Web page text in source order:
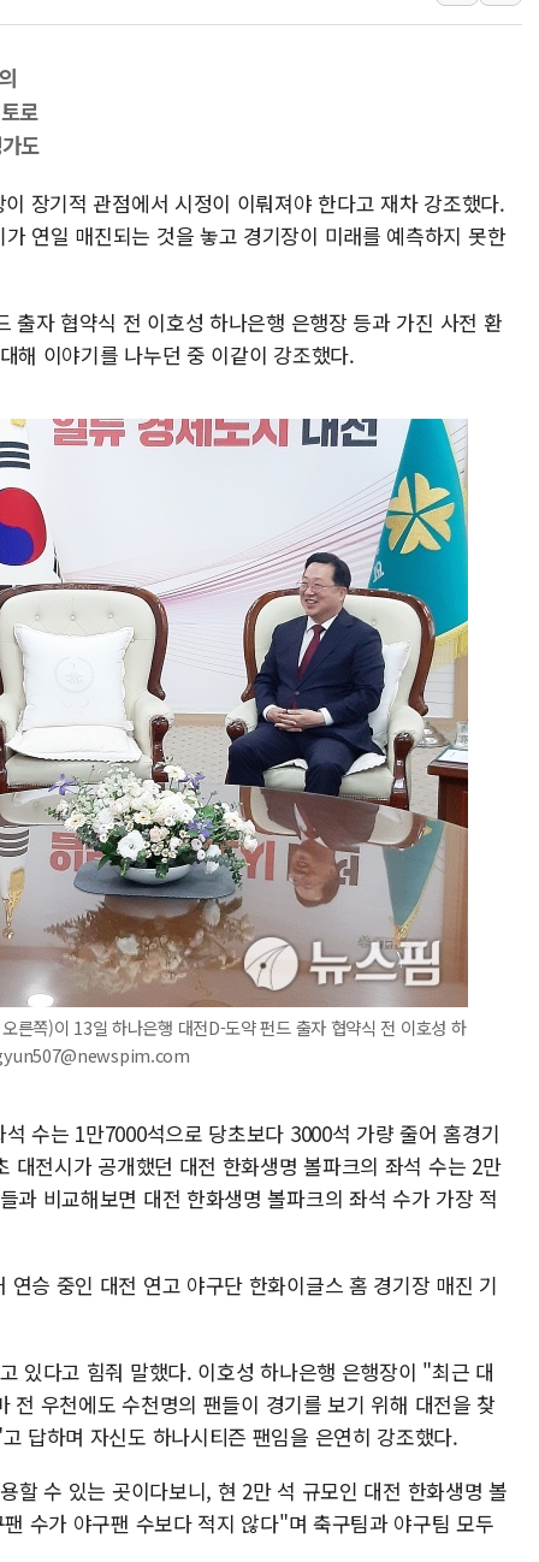
배준영 의원 "거주 사용 형태
합수본, '투표율 조작 의혹' 서
교원그룹 펫 프렌들리 호텔 '키
최영근 한국전광 대표, ESG경
로
도
장기적 관점에서 시정이 이뤄져야 한다고 재차 강조했다.
연일 매진되는 것을 놓고 경기장이 미래를 예측하지 못한
출자 협약식 전 이호성 하나은행 은행장 등과 가진 사전 환
해 이야기를 나누던 중 이같이 강조했다.
른쪽)이 13일 하나은행 대전D-도약 펀드 출자 협약식 전 이호성 하
gyun507@newspim.com
수는 1만7000석으로 당초보다 3000석 가량 줄어 홈경기
전시가 공개했던 대전 한화생명 볼파크의 좌석 수는 2만
과 비교해보면 대전 한화생명 볼파크의 좌석 수가 가장 적
승 중인 대전 연고 야구단 한화이글스 홈 경기장 매진 기
있다고 힘줘 말했다. 이호성 하나은행 은행장이 "최근 대
우천에도 수천명의 팬들이 경기를 보기 위해 대전을 찾
답하며 자신도 하나시티즌 팬임을 은연히 강조했다.
할 수 있는 곳이다보니, 현 2만 석 규모인 대전 한화생명 볼
수가 야구팬 수보다 적지 않다"며 축구팀과 야구팀 모두